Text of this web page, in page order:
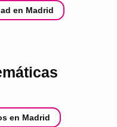
en Madrid
en Madrid